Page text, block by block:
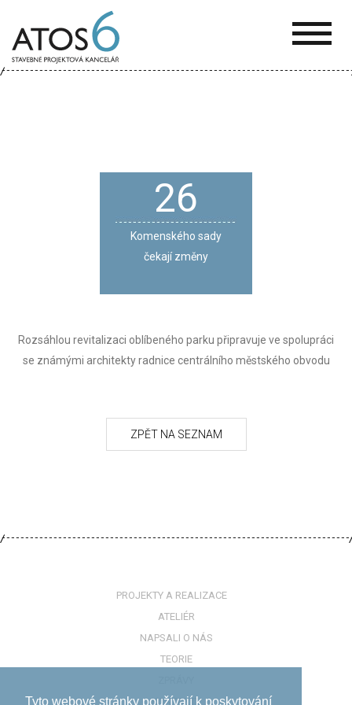
Tyto webové stránky používají k poskytování
6
26
Komenského sady
čekají změny
Rozsáhlou revitalizaci oblíbeného parku připravuje ve spolupráci
se známými architekty radnice centrálního městského obvodu
PROJEKTY A REALIZACE
ATELIÉR
NAPSALI O NÁS
TEORIE
KONTAKTY